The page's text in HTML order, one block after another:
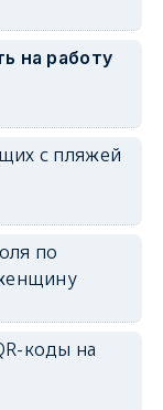
на работу
с пляжей
по
коды на